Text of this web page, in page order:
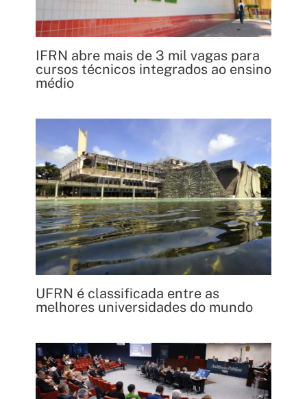
IFRN abre mais de 3 mil vagas para
cursos técnicos integrados ao ensino
médio
UFRN é classificada entre as
melhores universidades do mundo